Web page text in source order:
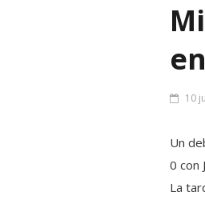
10
Un
0 con
La